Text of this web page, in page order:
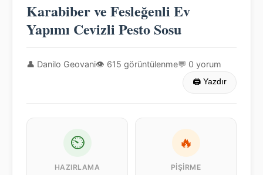
Karabiber ve Fesleğenli Ev
Yapımı Cevizli Pesto Sosu
👤 Danilo Geovani👁 615 görüntülenme💬 0 yorum
🖨 Yazdır
⏲
HAZIRLAMA
🔥
PIŞIRME